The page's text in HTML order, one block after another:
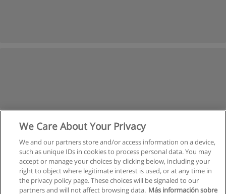
We Care About Your Privacy
We and our partners store and/or access information on a device,
such as unique IDs in cookies to process personal data. You may
accept or manage your choices by clicking below, including your
right to object where legitimate interest is used, or at any time in
the privacy policy page. These choices will be signaled to our
partners and will not affect browsing data. Más información sobre